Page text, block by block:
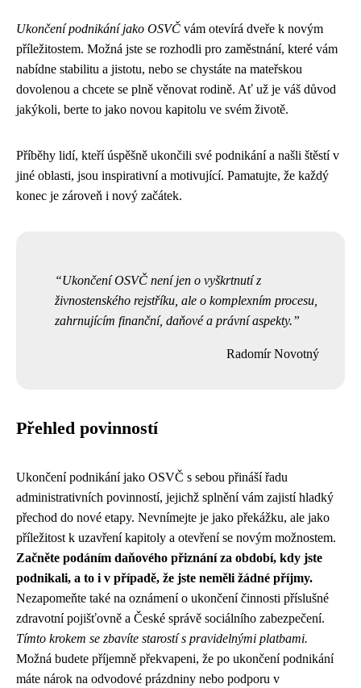
Ukončení podnikání jako OSVČ vám otevírá dveře k novým
příležitostem. Možná jste se rozhodli pro zaměstnání, které vám
nabídne stabilitu a jistotu, nebo se chystáte na mateřskou
dovolenou a chcete se plně věnovat rodině. Ať už je váš důvod
jakýkoli, berte to jako novou kapitolu ve svém životě.
Příběhy lidí, kteří úspěšně ukončili své podnikání a našli štěstí v
jiné oblasti, jsou inspirativní a motivující. Pamatujte, že každý
konec je zároveň i nový začátek.
Ukončení OSVČ není jen o vyškrtnutí z
živnostenského rejstříku, ale o komplexním procesu,
zahrnujícím finanční, daňové a právní aspekty.
Radomír Novotný
Přehled povinností
Ukončení podnikání jako OSVČ s sebou přináší řadu
administrativních povinností, jejichž splnění vám zajistí hladký
přechod do nové etapy. Nevnímejte je jako překážku, ale jako
příležitost k uzavření kapitoly a otevření se novým možnostem.
Začněte podáním daňového přiznání za období, kdy jste
podnikali, a to i v případě, že jste neměli žádné příjmy.
Nezapomeňte také na oznámení o ukončení činnosti příslušné
zdravotní pojišťovně a České správě sociálního zabezpečení.
Tímto krokem se zbavíte starostí s pravidelnými platbami.
Možná budete příjemně překvapeni, že po ukončení podnikání
máte nárok na odvodové prázdniny nebo podporu v